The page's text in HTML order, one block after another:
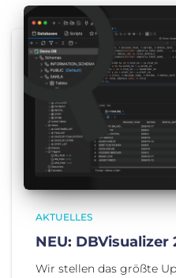
AKTUELLES
NEU: DBVisualizer
Wir stellen das größte